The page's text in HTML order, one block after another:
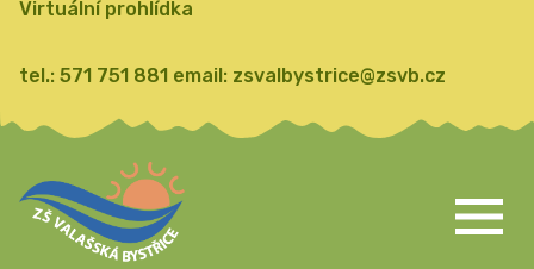
Virtuální prohlídka
tel.: 571 751 881 email: zsvalbystrice@zsvb.cz